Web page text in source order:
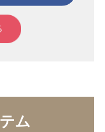
ム